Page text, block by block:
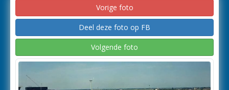
Vorige foto
Deel deze foto op FB
Volgende foto